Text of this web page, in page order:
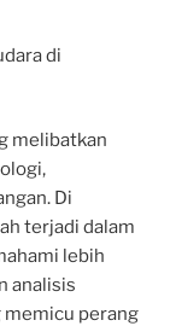
di
melibatkan
Di
terjadi dalam
lebih
analisis
perang